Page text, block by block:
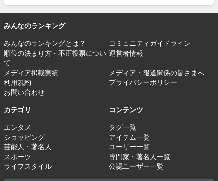
みんなのランキング
みんなのランキングとは？
コミュニティガイドライン
順位の決まり方・不正投票につい
て
運営者情報
メディア掲載実績
メディア・報道関係の皆さまへ
利用規約
プライバシーポリシー
お問い合わせ
カテゴリ
エンタメ
ショッピング
芸能人・著名人
スポーツ
ライフスタイル
コンテンツ
タグ一覧
アイテム一覧
ユーザー一覧
専門家・著名人一覧
公認ユーザー一覧